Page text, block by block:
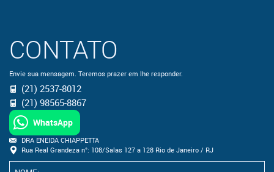
CONTATO
Envie sua mensagem. Teremos prazer em lhe responder.
(21) 2537-8012
(21) 98565-8867
WhatsApp
DRA ENEIDA CHIAPPETTA
Rua Real Grandeza n°: 108/Salas 127 a 128 Rio de Janeiro / RJ